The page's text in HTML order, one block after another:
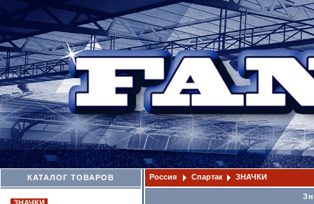
КАТАЛОГ ТОВАРОВ Россия Спартак ЗНАЧКИ